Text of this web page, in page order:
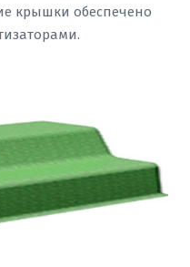
крышки обеспечено